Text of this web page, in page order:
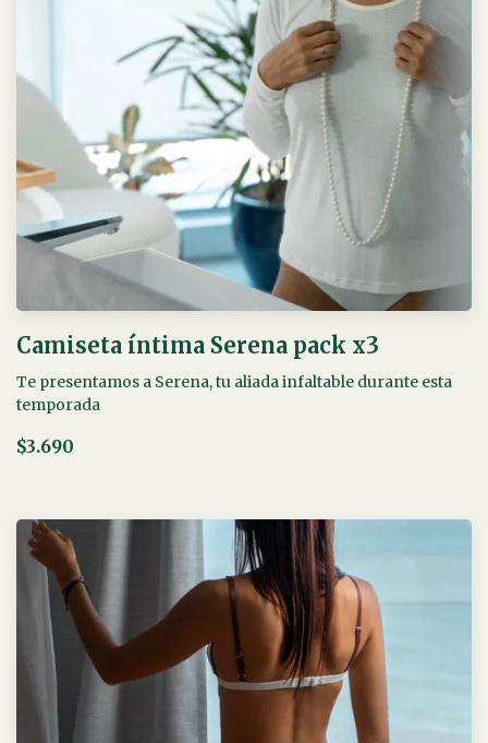
Camiseta íntima Serena pack x3
Te presentamos a Serena, tu aliada infaltable durante esta
temporada
$3.690